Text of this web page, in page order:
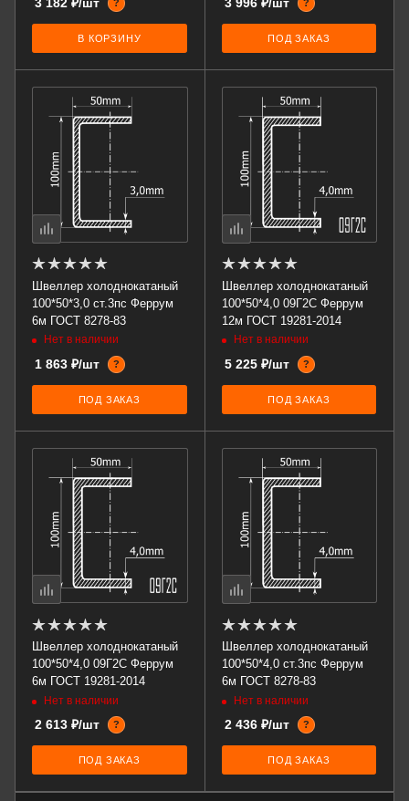
?
В КОРЗИНУ
?
ПОД ЗАКАЗ
Швеллер холоднокатаный
100*50*3,0 ст.3пс Феррум
6м ГОСТ 8278-83
Нет в наличии
1 863 ₽/шт ?
ПОД ЗАКАЗ
Швеллер холоднокатаный
100*50*4,0 09Г2С Феррум
12м ГОСТ 19281-2014
Нет в наличии
5 225 ₽/шт ?
ПОД ЗАКАЗ
Швеллер холоднокатаный
100*50*4,0 09Г2С Феррум
6м ГОСТ 19281-2014
Нет в наличии
2 613 ₽/шт ?
ПОД ЗАКАЗ
Швеллер холоднокатаный
100*50*4,0 ст.3пс Феррум
6м ГОСТ 8278-83
Нет в наличии
2 436 ₽/шт ?
ПОД ЗАКАЗ